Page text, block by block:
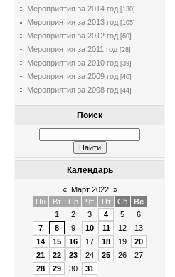
Мероприятия за 2014 год [130]
Мероприятия за 2013 год [105]
Мероприятия за 2012 год [60]
Мероприятия за 2011 год [28]
Мероприятия за 2010 год [39]
Мероприятия за 2009 год [40]
Мероприятия за 2008 год [44]
Поиск
Календарь
« Март 2022 »
Пн
Вт Ср Чт Пт Сб
Вс
1
2 3 4 5
6
7
8 9 10 11 12
13
14
15 16 17 18 19
20
21
22 23 24 25 26
27
28
29 30 31